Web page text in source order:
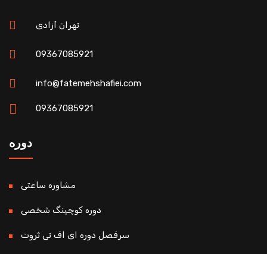
تهران آزادی
09367085921
info@fatemehshafiei.com
09367085921
دوره
مشاوره ساعتی
دوره کوچینگ شخصی
سرفصل دوره ای اف تی ثروت